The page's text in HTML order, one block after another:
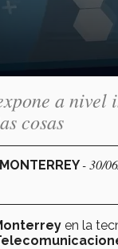
a
cosas
- 30/
en la